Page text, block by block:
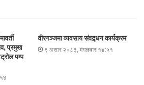
प्रमुख
पम्प
वीरगञ्जमा व्यवसाय संवद्र्धन कार्यक्रम
९ असार २०८३, मंगलवार १४:५१